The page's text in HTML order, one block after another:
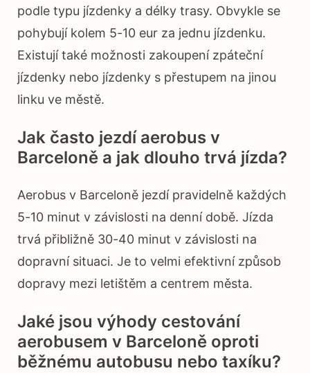
podle typu jízdenky a délky trasy. Obvykle se
pohybují kolem 5-10 eur za jednu jízdenku.
Existují také možnosti zakoupení zpáteční
jízdenky nebo jízdenky s přestupem na jinou
linku ve městě.
Jak často jezdí aerobus v
Barceloně a jak dlouho trvá jízda?
Aerobus v Barceloně jezdí pravidelně každých
5-10 minut v závislosti na denní době. Jízda
trvá přibližně 30-40 minut v závislosti na
dopravní situaci. Je to velmi efektivní způsob
dopravy mezi letištěm a centrem města.
Jaké jsou výhody cestování
aerobusem v Barceloně oproti
běžnému autobusu nebo taxíku?